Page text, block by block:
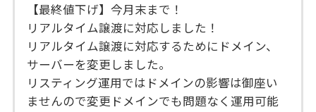
【最終値下げ】今月末まで！
リアルタイム譲渡に対応しました！
リアルタイム譲渡に対応するためにドメイン、
サーバーを変更しました。
リスティング運用ではドメインの影響は御座い
ませんので変更ドメインでも問題なく運用可能